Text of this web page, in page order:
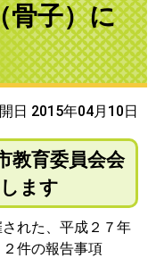
骨子）に
日 2015年04月10日
教育委員会会
ます
た、平成２７年
件の報告事項